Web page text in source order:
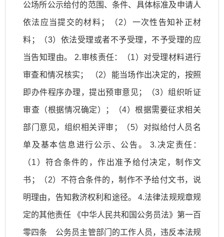
公场所公示给付的范围、条件、具体标准及申请人
依法应当提交的材料；（2）一次性告知补正材
料；（3）依法受理或者不予受理，不予受理的应
当告知理由。 2.审核责任：（1）对受理材料进行
审查和情况核实； （2）能当场作出决定的，按照
即办件程序办理，提出预审意见；（3）组织听证
审查（根据情况确定）；（4）根据需要征求相关
部门意见，组织相关评审；（5）对拟给付人员名
单及基本信息进行公示、公告。 3.决定责任：
（1）符合条件的，作出准予给付决定，制作文
书；（2）不符合条件的，制作不予给付文书，说
明理由，告知救济权利和途径。 4.法律法规规章规
定的其他责任 《中华人民共和国公务员法》第一百
零四条 公务员主管部门的工作人员，违反本法规